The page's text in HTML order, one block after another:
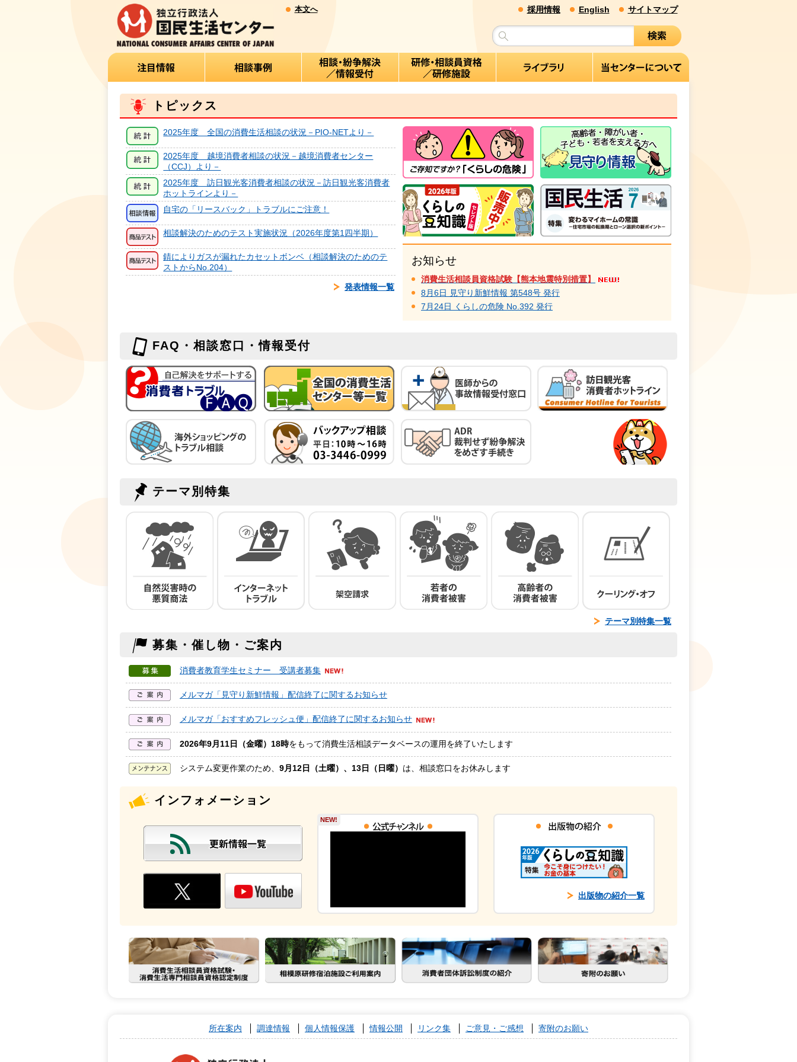
本文へ 採用情報 English サイトマップ
トピックス
2025年度 全国の消費生活相談の状況－PIO-NETより－
2025年度 越境消費者相談の状況－越境消費者センター
（CCJ）より－
2025年度 訪日観光客消費者相談の状況－訪日観光客消費者
ホットラインより－
自宅の「リースバック」トラブルにご注意！
相談解決のためのテスト実施状況（2026年度第1四半期）
錆によりガスが漏れたカセットボンベ（相談解決のためのテ
ストからNo.204）
発表情報一覧
お知らせ
消費生活相談員資格試験【熊本地震特別措置】
8月6日 見守り新鮮情報 第548号 発行
7月24日 くらしの危険 No.392 発行
FAQ・相談窓口・情報受付
テーマ別特集
テーマ別特集一覧
募集・催し物・ご案内
消費者教育学生セミナー 受講者募集
メルマガ「見守り新鮮情報」配信終了に関するお知らせ
メルマガ「おすすめフレッシュ便」配信終了に関するお知らせ
2026年9月11日（金曜）18時をもって消費生活相談データベースの運用を終了いたします
システム変更作業のため、 9月12日（土曜）、13日（日曜） は、相談窓口をお休みします
インフォメーション
NEW!
出版物の紹介一覧
所在案内 調達情報 個人情報保護 情報公開 リンク集 ご意見・ご感想 寄附のお願い